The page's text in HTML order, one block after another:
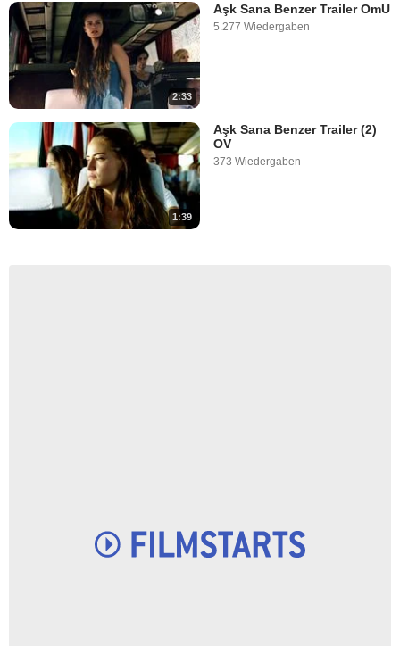
2:33
Aşk Sana Benzer Trailer OmU
5.277 Wiedergaben
1:39
Aşk Sana Benzer Trailer (2)
OV
373 Wiedergaben